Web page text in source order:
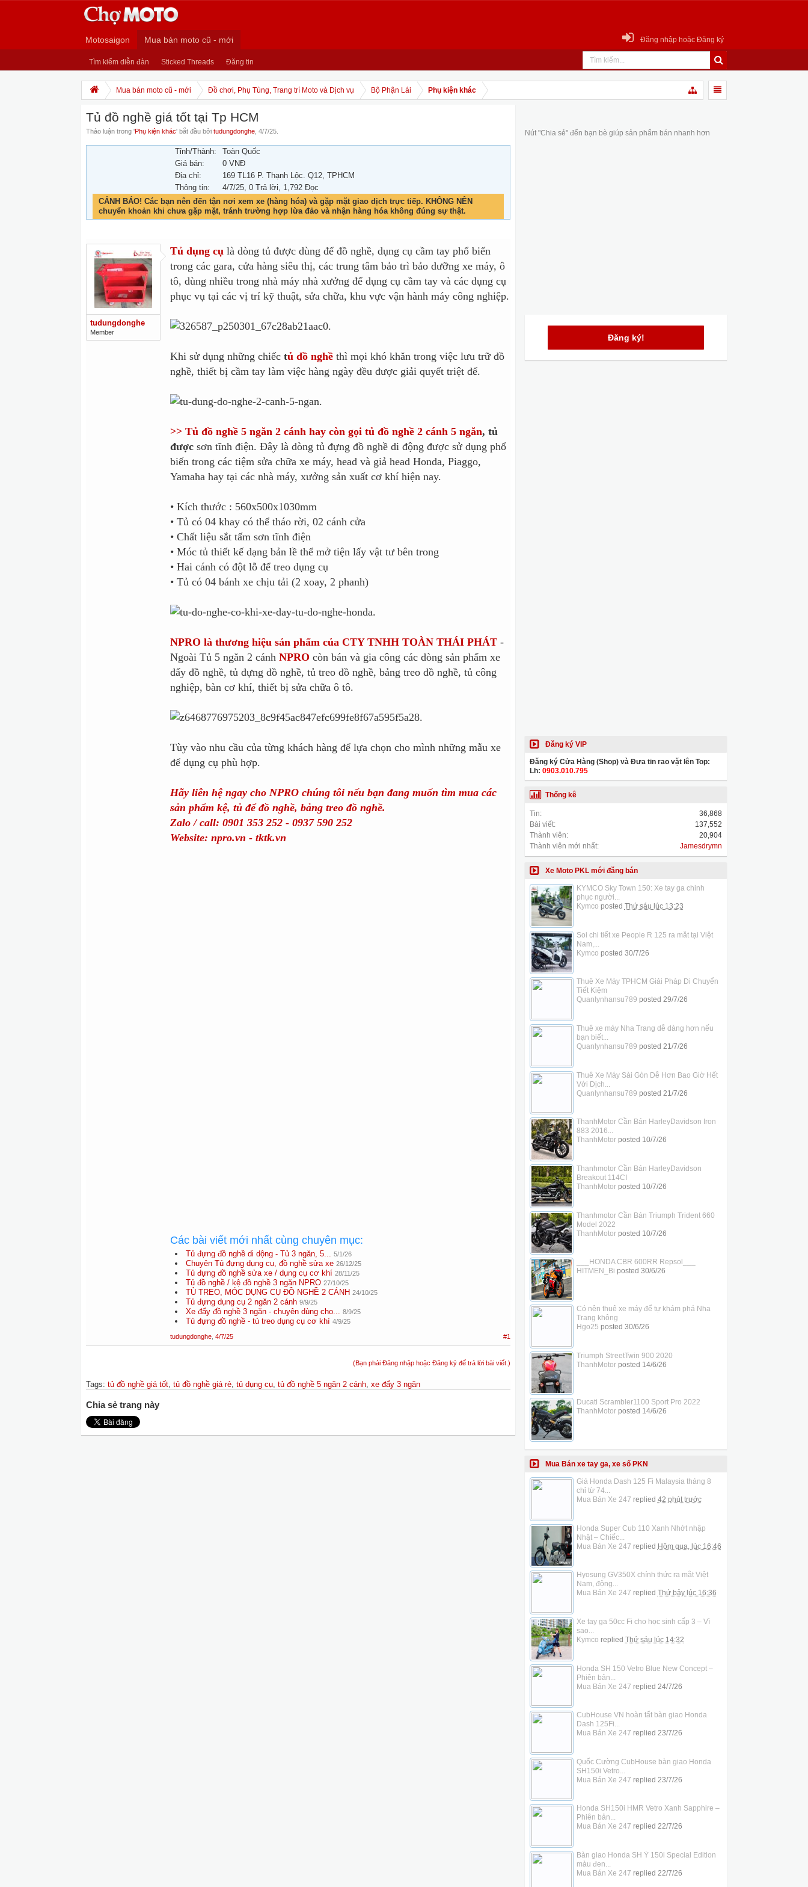
Motosaigon Mua bán moto cũ - mới
Tìm kiếm diễn đàn Sticked Threads Đăng tin
Đăng nhập hoặc Đăng ký
Mua bán moto cũ - mới Đồ chơi, Phụ Tùng, Trang trí Moto và Dịch vụ Bộ Phận Lái Phụ kiện khác
Tủ đồ nghề giá tốt tại Tp HCM
Thảo luận trong 'Phụ kiện khác' bắt đầu bởi tudungdonghe 4/7/25
Tỉnh/Thành:
Toàn Quốc
Giá bán:
0 VNĐ
Địa chỉ:
169 TL16 P. Thạnh Lộc. Q12, TPHCM
Thông tin:
4/7/25, 0 Trả lời, 1,792 Đọc
CẢNH BÁO! Các bạn nên đến tận nơi xem xe (hàng hóa) và gặp mặt giao dịch trực tiếp. KHÔNG NÊN
chuyển khoản khi chưa gặp mặt, tránh trường hợp lừa đảo và nhận hàng hóa không đúng sự thật.
tudungdonghe
Member
Tủ dụng cụ là dòng tủ được dùng để đồ nghề, dụng cụ cầm tay phổ biến
trong các gara, cửa hàng siêu thị, các trung tâm bảo trì bảo dưỡng xe máy, ô
tô, dùng nhiều trong nhà máy nhà xưởng để dụng cụ cầm tay và các dụng cụ
phục vụ tại các vị trí kỹ thuật, sửa chữa, khu vực vận hành máy công nghiệp.
Khi sử dụng những chiếc tủ đồ nghề thì mọi khó khăn trong việc lưu trữ đồ
nghề, thiết bị cầm tay làm việc hàng ngày đều được giải quyết triệt để.
>> Tủ đồ nghề 5 ngăn 2 cánh hay còn gọi tủ đồ nghề 2 cánh 5 ngăn, tủ
được sơn tĩnh điện. Đây là dòng tủ đựng đồ nghề di động được sử dụng phổ
biến trong các tiệm sửa chữa xe máy, head và giả head Honda, Piaggo,
Yamaha hay tại các nhà máy, xưởng sản xuất cơ khí hiện nay.
• Kích thước : 560x500x1030mm
• Tủ có 04 khay có thể tháo rời, 02 cánh cửa
• Chất liệu sắt tấm sơn tĩnh điện
• Móc tủ thiết kế dạng bản lề thể mở tiện lấy vật tư bên trong
• Hai cánh có đột lỗ để treo dụng cụ
• Tủ có 04 bánh xe chịu tải (2 xoay, 2 phanh)
NPRO là thương hiệu sản phẩm của CTY TNHH TOÀN THÁI PHÁT -
Ngoài Tủ 5 ngăn 2 cánh NPRO còn bán và gia công các dòng sản phẩm xe
đẩy đồ nghề, tủ đựng đồ nghề, tủ treo đồ nghề, bảng treo đồ nghề, tủ công
nghiệp, bàn cơ khí, thiết bị sửa chữa ô tô.
Tùy vào nhu cầu của từng khách hàng để lựa chọn cho mình những mẫu xe
để dụng cụ phù hợp.
Hãy liên hệ ngay cho NPRO chúng tôi nếu bạn đang muốn tìm mua các
sản phẩm kệ, tủ để đồ nghề, bảng treo đồ nghề.
Zalo / call: 0901 353 252 - 0937 590 252
Website: npro.vn - tktk.vn
Các bài viết mới nhất cùng chuyên mục:
Tủ đựng đồ nghề di dộng - Tủ 3 ngăn, 5... 5/1/26
Chuyên Tủ đựng dụng cụ, đồ nghề sửa xe 26/12/25
Tủ đựng đồ nghề sửa xe / dụng cụ cơ khí 28/11/25
Tủ đồ nghề / kệ đồ nghề 3 ngăn NPRO 27/10/25
TỦ TREO, MÓC DỤNG CỤ ĐỒ NGHỀ 2 CÁNH 24/10/25
Tủ đựng dụng cụ 2 ngăn 2 cánh 9/9/25
Xe đẩy đồ nghề 3 ngăn - chuyên dùng cho... 8/9/25
Tủ đựng đồ nghề - tủ treo dụng cụ cơ khí 4/9/25
tudungdonghe 4/7/25 #1
(Bạn phải Đăng nhập hoặc Đăng ký để trả lời bài viết.)
Tags: tủ đồ nghề giá tốt, tủ đồ nghề giá rẻ, tủ dụng cụ, tủ đồ nghề 5 ngăn 2 cánh, xe đẩy 3 ngăn
Chia sẻ trang này
Nút "Chia sẻ" đến bạn bè giúp sản phẩm bán nhanh hơn
Đăng ký!
Đăng ký VIP
Đăng ký Cửa Hàng (Shop) và Đưa tin rao vặt lên Top:
Lh: 0903.010.795
Thống kê
Tin:
36,868
Bài viết:
137,552
Thành viên:
20,904
Thành viên mới nhất:
Jamesdrymn
Xe Moto PKL mới đăng bán
KYMCO Sky Town 150: Xe tay ga chinh
phục người...
Kymco posted Thứ sáu lúc 13:23
Soi chi tiết xe People R 125 ra mắt tại Việt
Nam,...
Kymco posted 30/7/26
Thuê Xe Máy TPHCM Giải Pháp Di Chuyển
Tiết Kiệm
Quanlynhansu789 posted 29/7/26
Thuê xe máy Nha Trang dễ dàng hơn nếu
bạn biết...
Quanlynhansu789 posted 21/7/26
Thuê Xe Máy Sài Gòn Dễ Hơn Bao Giờ Hết
Với Dịch...
Quanlynhansu789 posted 21/7/26
ThanhMotor Cần Bán HarleyDavidson Iron
883 2016...
ThanhMotorposted 10/7/26
Thanhmotor Cần Bán HarleyDavidson
Breakout 114CI
ThanhMotorposted 10/7/26
Thanhmotor Cần Bán Triumph Trident 660
Model 2022
ThanhMotorposted 10/7/26
___HONDA CBR 600RR Repsol___
HITMEN_Bi posted 30/6/26
Có nên thuê xe máy để tự khám phá Nha
Trang không
Hgo25 posted 30/6/26
Triumph StreetTwin 900 2020
ThanhMotorposted 14/6/26
Ducati Scrambler1100 Sport Pro 2022
ThanhMotorposted 14/6/26
Mua Bán xe tay ga, xe số PKN
Giá Honda Dash 125 Fi Malaysia tháng 8
chỉ từ 74...
Mua Bán Xe 247 replied 42 phút trước
Honda Super Cub 110 Xanh Nhớt nhập
Nhật – Chiếc...
Mua Bán Xe 247 replied Hôm qua, lúc 16:46
Hyosung GV350X chính thức ra mắt Việt
Nam, động...
Mua Bán Xe 247 replied Thứ bảy lúc 16:36
Xe tay ga 50cc Fi cho học sinh cấp 3 – Vì
sao...
Kymco replied Thứ sáu lúc 14:32
Honda SH 150 Vetro Blue New Concept –
Phiên bản...
Mua Bán Xe 247 replied 24/7/26
CubHouse VN hoàn tất bàn giao Honda
Dash 125Fi...
Mua Bán Xe 247 replied 23/7/26
Quốc Cường CubHouse bàn giao Honda
SH150i Vetro...
Mua Bán Xe 247 replied 23/7/26
Honda SH150i HMR Vetro Xanh Sapphire –
Phiên bản...
Mua Bán Xe 247 replied 22/7/26
Bàn giao Honda SH Ý 150i Special Edition
màu đen...
Mua Bán Xe 247 replied 22/7/26